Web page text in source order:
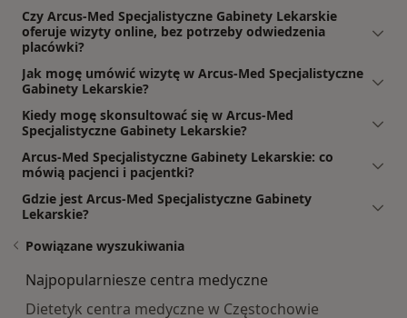
Czy Arcus-Med Specjalistyczne Gabinety Lekarskie
oferuje wizyty online, bez potrzeby odwiedzenia
placówki?
Jak mogę umówić wizytę w Arcus-Med Specjalistyczne
Gabinety Lekarskie?
Kiedy mogę skonsultować się w Arcus-Med
Specjalistyczne Gabinety Lekarskie?
Arcus-Med Specjalistyczne Gabinety Lekarskie: co
mówią pacjenci i pacjentki?
Gdzie jest Arcus-Med Specjalistyczne Gabinety
Lekarskie?
Powiązane wyszukiwania
Najpopularniesze centra medyczne
Dietetyk centra medyczne w Częstochowie